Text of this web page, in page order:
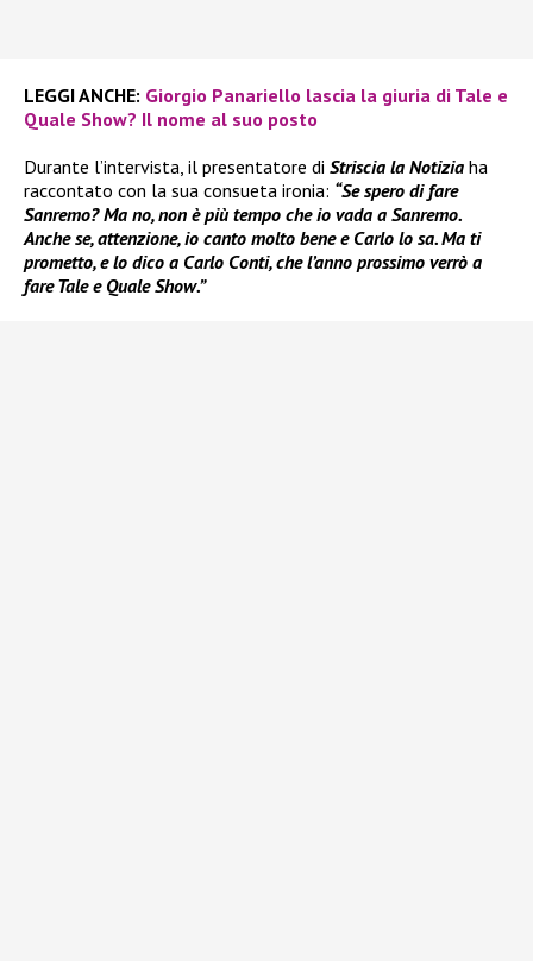
LEGGI ANCHE: Giorgio Panariello lascia la giuria di Tale e
Quale Show? Il nome al suo posto
Durante l’intervista, il presentatore di Striscia la Notizia ha
raccontato con la sua consueta ironia: “Se spero di fare
Sanremo? Ma no, non è più tempo che io vada a Sanremo.
Anche se, attenzione, io canto molto bene e Carlo lo sa. Ma ti
prometto, e lo dico a Carlo Conti, che l’anno prossimo verrò a
fare Tale e Quale Show.”